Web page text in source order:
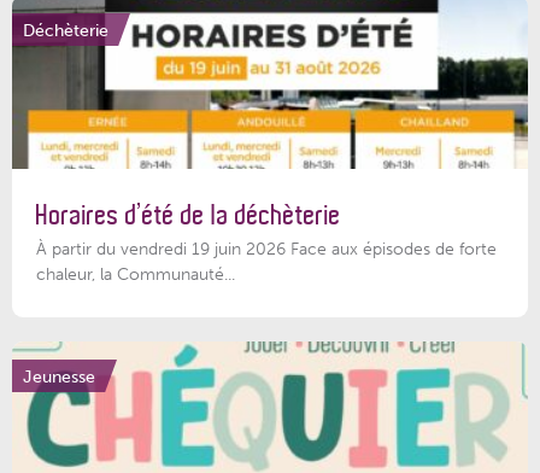
Déchèterie
Horaires d’été de la déchèterie
À partir du vendredi 19 juin 2026 Face aux épisodes de forte
chaleur, la Communauté...
Jeunesse